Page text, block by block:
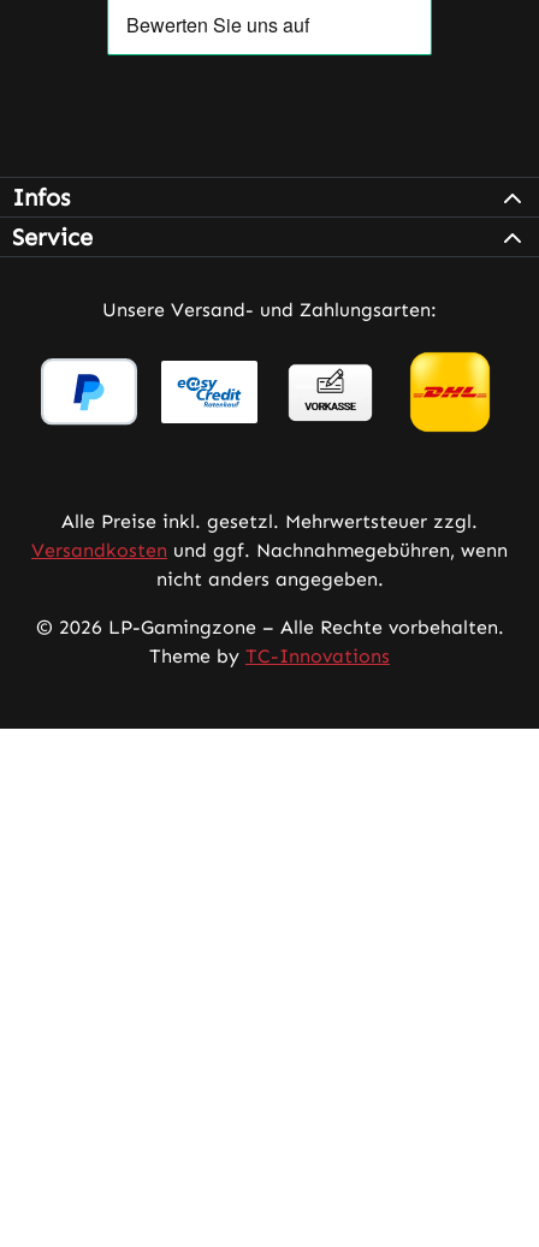
Infos
Service
Unsere Versand- und Zahlungsarten:
Alle Preise inkl. gesetzl. Mehrwertsteuer zzgl.
Versandkosten und ggf. Nachnahmegebühren, wenn
nicht anders angegeben.
© 2026 LP-Gamingzone – Alle Rechte vorbehalten.
Theme by TC-Innovations